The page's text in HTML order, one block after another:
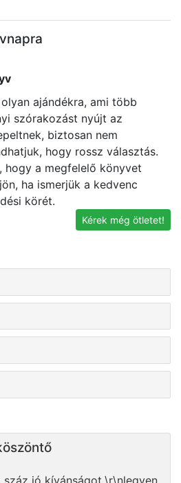
ajándékra, ami több
szórakozást nyújt az
biztosan nem
hogy rossz választás.
hogy a megfelelő könyvet
ha ismerjük a kedvenc
körét.
Kérek még ötletet!
száz jó kívánságot,\r\nlegyen